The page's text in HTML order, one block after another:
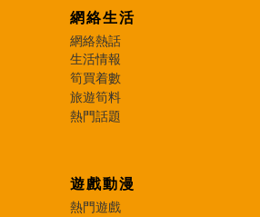
網絡生活
網絡熱話
生活情報
筍買着數
旅遊筍料
熱門話題
遊戲動漫
熱門遊戲